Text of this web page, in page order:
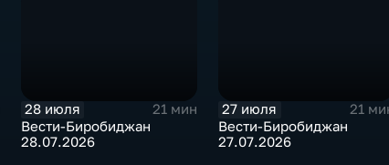
28 июля
21 мин
Вести-Биробиджан
28.07.2026
27 июля
21
Вести-Биробиджан
27.07.2026